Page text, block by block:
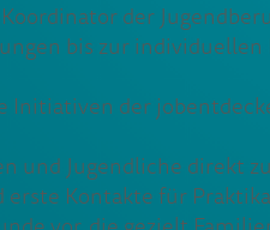
der
bis zur
Initiativen der
und Jugendliche direkt
Kontakte für